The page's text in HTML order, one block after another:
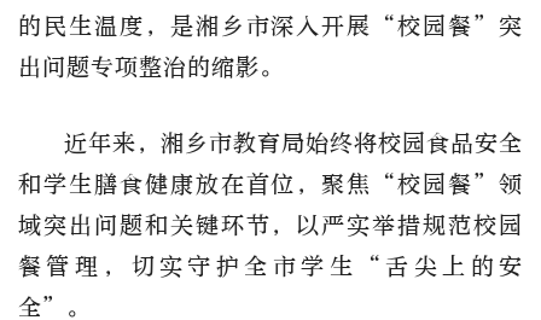
的 民生温度，是湘乡市深入开展 “校园餐” 突
出问题专项整治的缩影。
近年来，湘乡市教育局始终将校园食品安全
和学生膳食健康放在首位，聚焦
“校园餐”领
域突出问题和关键环节，以严实举措规范校园
餐管理，切实守护全市学生“舌尖上的安
全”。